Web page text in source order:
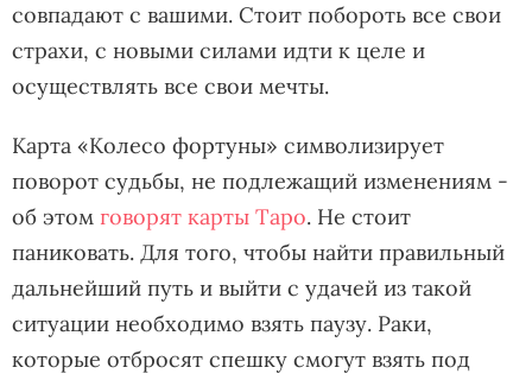
совпадают с вашими. Стоит побороть все свои
страхи, с новыми силами идти к целе и
осуществлять все свои мечты.
Карта «Колесо фортуны» символизирует
поворот судьбы, не подлежащий изменениям -
об этом говорят карты Таро. Не стоит
паниковать. Для того, чтобы найти правильный
дальнейший путь и выйти с удачей из такой
ситуации необходимо взять паузу. Раки,
которые отбросят спешку смогут взять под